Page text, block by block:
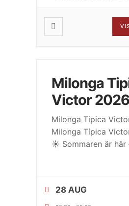
Milonga
Victor 2026
Milonga Tipica
Milonga Típica
☀️ Sommaren är här
28 AUG